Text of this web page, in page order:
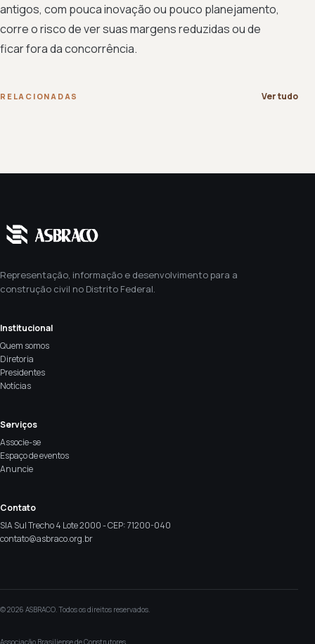
antigos, com pouca inovação ou pouco planejamento,
corre o risco de ver suas margens reduzidas ou de
ficar fora da concorrência.
RELACIONADAS Ver tudo
Representação, informação e desenvolvimento para a
construção civil no Distrito Federal.
Institucional
Quem somos
Diretoria
Presidentes
Notícias
Serviços
Associe-se
Espaço de eventos
Anuncie
Contato
SIA Sul Trecho 4 Lote 2000 - CEP: 71200-040
contato@asbraco.org.br
© 2026 ASBRACO. Todos os direitos reservados.
Associação Brasiliense de Construtores